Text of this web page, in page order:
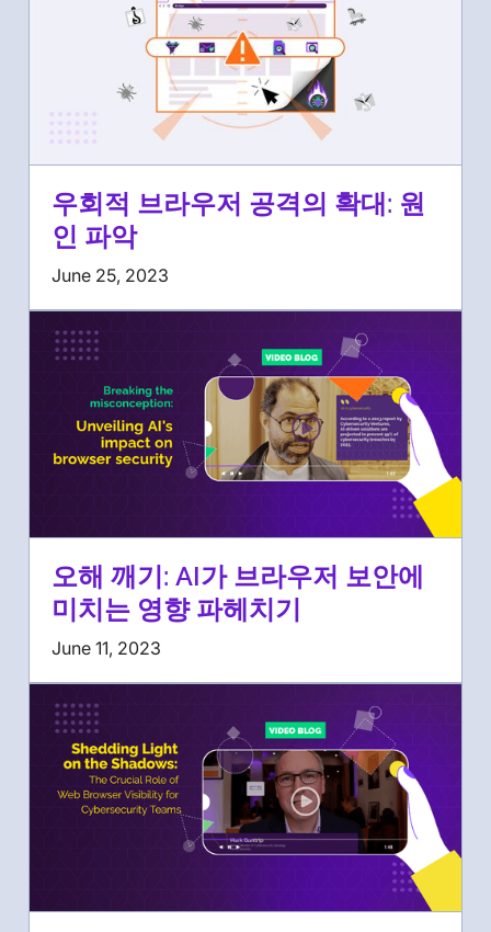
우회적 브라우저 공격의 확대: 원
인 파악
June 25, 2023
오해 깨기: AI가 브라우저 보안에
미치는 영향 파헤치기
June 11, 2023